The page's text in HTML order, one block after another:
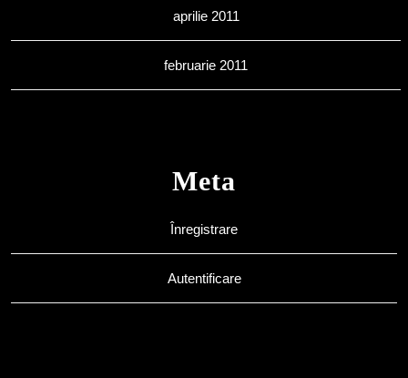
aprilie 2011
februarie 2011
Meta
Înregistrare
Autentificare